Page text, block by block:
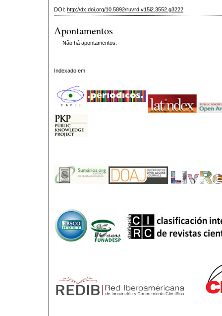
DOI: http://dx.doi.org/10.5892/ruvrd.v15i2.3552.g3222
Apontamentos
Não há apontamentos.
Indexado em: